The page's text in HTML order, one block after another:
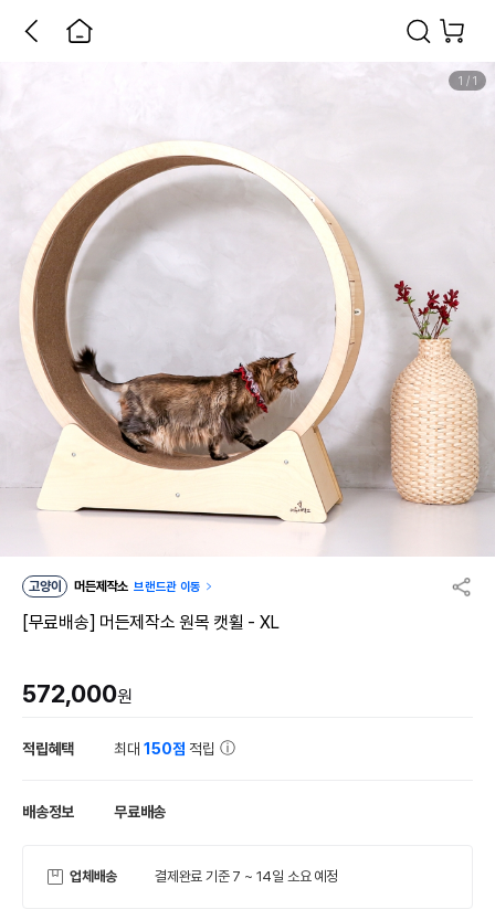
1 / 1
고양이 머든제작소 브랜드관 이동
[무료배송] 머든제작소 원목 캣휠 - XL
572,000원
적립혜택 최대150점 적립
배송정보 무료배송
업체배송 결제완료 기준 7 ~ 14일 소요 예정